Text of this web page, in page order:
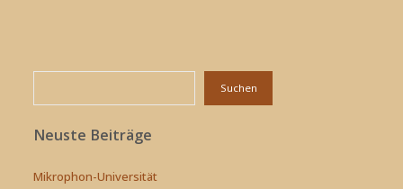
Suchen
Neuste Beiträge
Mikrophon-Universität